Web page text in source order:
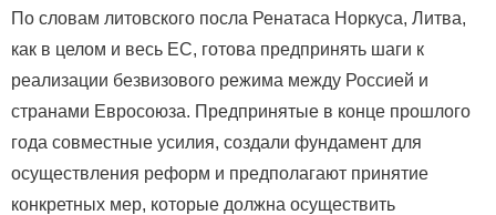
По словам литовского посла Ренатаса Норкуса, Литва,
как в целом и весь ЕС, готова предпринять шаги к
реализации безвизового режима между Россией и
странами Евросоюза. Предпринятые в конце прошлого
года совместные усилия, создали фундамент для
осуществления реформ и предполагают принятие
конкретных мер, которые должна осуществить